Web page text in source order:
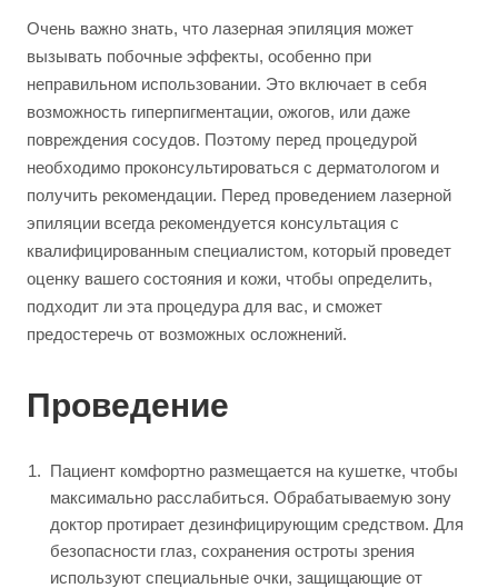
Очень важно знать, что лазерная эпиляция может
вызывать побочные эффекты, особенно при
неправильном использовании. Это включает в себя
возможность гиперпигментации, ожогов, или даже
повреждения сосудов. Поэтому перед процедурой
необходимо проконсультироваться с дерматологом и
получить рекомендации. Перед проведением лазерной
эпиляции всегда рекомендуется консультация с
квалифицированным специалистом, который проведет
оценку вашего состояния и кожи, чтобы определить,
подходит ли эта процедура для вас, и сможет
предостеречь от возможных осложнений.
Проведение
Пациент комфортно размещается на кушетке, чтобы
максимально расслабиться. Обрабатываемую зону
доктор протирает дезинфицирующим средством. Для
безопасности глаз, сохранения остроты зрения
используют специальные очки, защищающие от